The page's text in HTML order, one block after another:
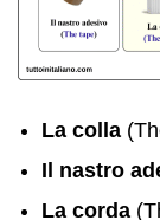
La colla
Il nastro
La corda